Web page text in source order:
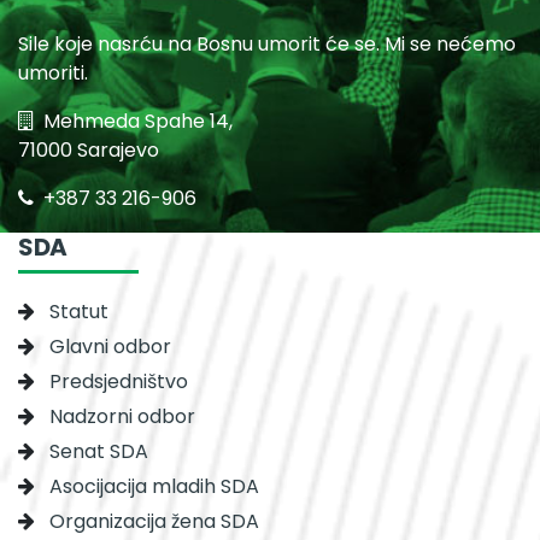
Sile koje nasrću na Bosnu umorit će se. Mi se nećemo
umoriti.
Mehmeda Spahe 14,
71000 Sarajevo
+387 33 216-906
SDA
Statut
Glavni odbor
Predsjedništvo
Nadzorni odbor
Senat SDA
Asocijacija mladih SDA
Organizacija žena SDA